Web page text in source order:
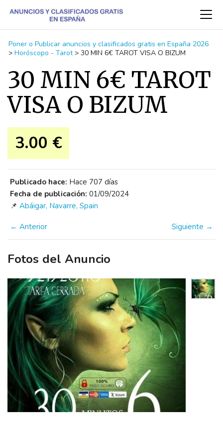
Poner o Publicar anuncios y clasificados gratis en España 2026
> Horóscopo - Tarot > 30 MIN 6€ TAROT VISA O BIZUM
30 MIN 6€ TAROT
VISA O BIZUM
3.00 €
Publicado hace: Hace 707 días
Fecha de publicación: 01/09/2024
📌 Abáigar, Navarre, Spain
← Anterior Siguiente →
Fotos del Anuncio